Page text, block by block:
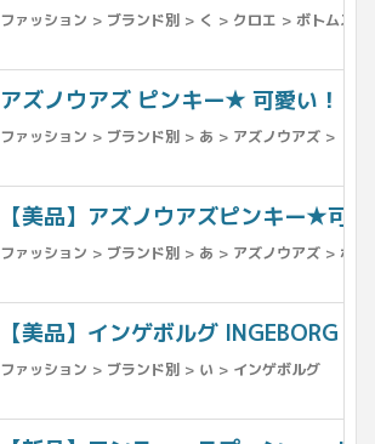
ファッション > ブランド別 > く > クロエ > ボトムス >
アズノウアズ ピンキー★ 可愛い！
ファッション > ブランド別 > あ > アズノウアズ > ト
【美品】アズノウアズピンキー★可
ファッション > ブランド別 > あ > アズノウアズ > ボト
【美品】インゲボルグ INGEBORG
ファッション > ブランド別 > い > インゲボルグ